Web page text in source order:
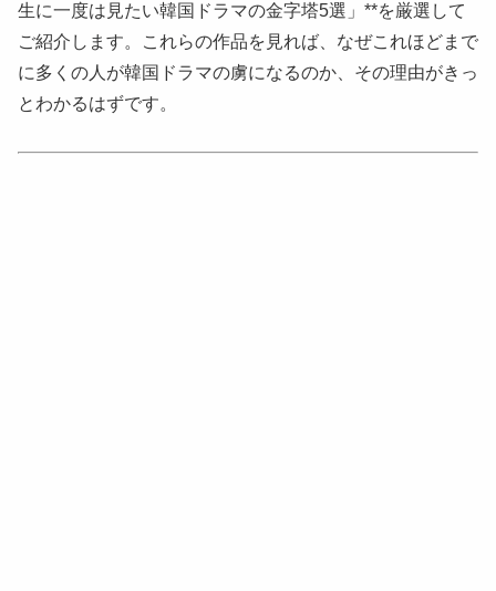
生に一度は見たい韓国ドラマの金字塔5選」**を厳選して
ご紹介します。これらの作品を見れば、なぜこれほどまで
に多くの人が韓国ドラマの虜になるのか、その理由がきっ
とわかるはずです。